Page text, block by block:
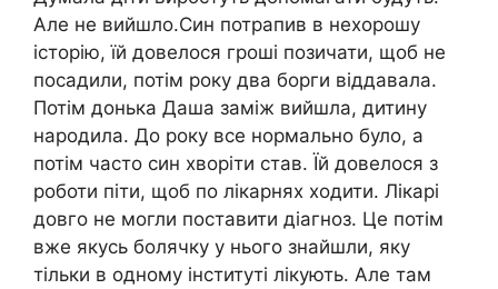
Але не вийшло.Син потрапив в нехорошу
історію, їй довелося гроші позичати, щоб не
посадили, потім року два борги віддавала.
Потім донька Даша заміж вийшла, дитину
народила. До року все нормально було, а
потім часто син хворіти став. Їй довелося з
роботи піти, щоб по лікарнях ходити. Лікарі
довго не могли поставити діагноз. Це потім
вже якусь болячку у нього знайшли, яку
тільки в одному інституті лікують. Але там